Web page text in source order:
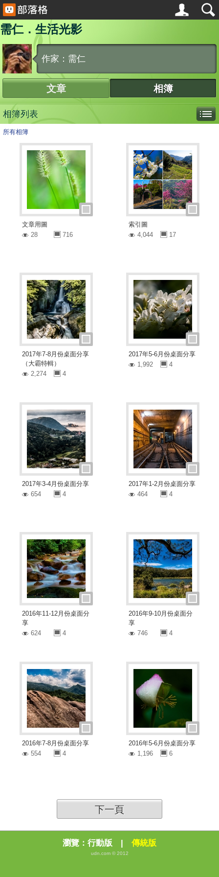
需仁．生活光影
作家：需仁
文章 相簿
相簿列表
所有相簿
文章用圖
28
716
索引圖
4,044
17
2017年7-8月份桌面分享
（大霸特輯）
2,274
4
2017年5-6月份桌面分享
1,992
4
2017年3-4月份桌面分享
654
4
2017年1-2月份桌面分享
464
4
2016年11-12月份桌面分
享
624
4
2016年9-10月份桌面分
享
746
4
2016年7-8月份桌面分享
554
4
2016年5-6月份桌面分享
1,196
6
下一頁
瀏覽： 行動版 | 傳統版
udn.com © 2012